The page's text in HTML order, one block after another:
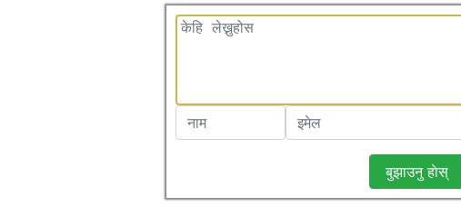
बुझाउनु हाेस्